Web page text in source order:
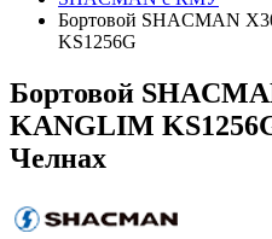
Бортовой SHACMAN
KS1256G
Бортовой
KANGLIM
Челнах